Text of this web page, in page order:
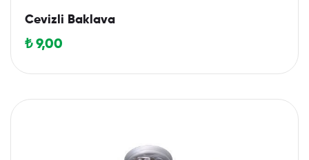
Cevizli Baklava
₺9,00